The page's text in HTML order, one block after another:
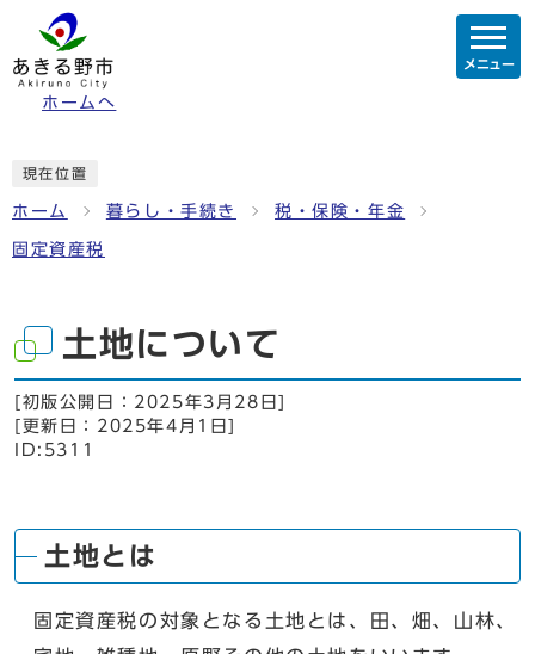
ホームへ
メニュー
現在位置
ホーム 暮らし・手続き 税・保険・年金
固定資産税
土地について
[初版公開日： 2025年3月28日
[更新日： 2025年4月1日
ID:5311
土地とは
固定資産税の対象となる土地とは、田、畑、山林、